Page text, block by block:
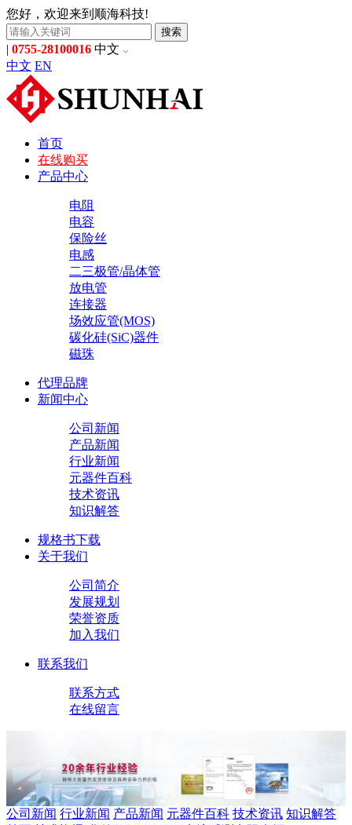
您好，欢迎来到顺海科技!
搜索
| 0755-28100016 中文
中文 EN
首页
在线购买
产品中心
电阻
电容
保险丝
电感
二三极管/晶体管
放电管
连接器
场效应管(MOS)
碳化硅(SiC)器件
磁珠
代理品牌
新闻中心
公司新闻
产品新闻
行业新闻
元器件百科
技术资讯
知识解答
规格书下载
关于我们
公司简介
发展规划
荣誉资质
加入我们
联系我们
联系方式
在线留言
公司新闻 行业新闻 产品新闻 元器件百科 技术资讯 知识解答